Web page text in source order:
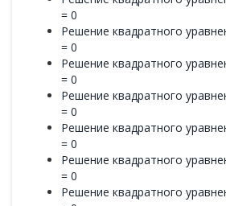
= 0
Решение квадратного
= 0
Решение квадратного
= 0
Решение квадратного
= 0
Решение квадратного
= 0
Решение квадратного
= 0
Решение квадратного